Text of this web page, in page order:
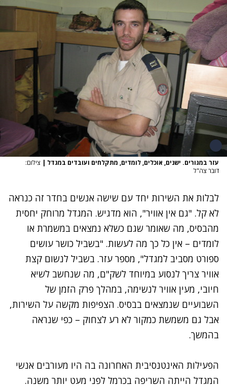
עזר במגורים. ישנים, אוכלים, לומדים, מתקלחים ועובדים במגדל | צילום:
דובר צה"ל
לבלות את השירות יחד עם שישה אנשים בחדר זה כנראה
לא קל. "גם אין אוויר", הוא מדגיש. המגדל מרוחק יחסית
מהבסיס, מה שאומר שגם כשלא נמצאים במשמרת או
לומדים – אין כל כך מה לעשות. "בשביל כושר עושים
ספורט מסביב למגדל", מספר עזר. בשביל לנשום קצת
אוויר צריך לנסוע במיוחד לשק"ם, מה שנחשב לשיא
חיובי, מעין אוויר לנשימה, במהלך פרק הזמן של
השבועיים שנמצאים בבסיס. הצפיפות מקשה על השירות,
אבל גם משמשת כמקור לא רע לצחוק – כפי שנראה
בהמשך.
הפעילות האינטנסיבית האחרונה בה היו מעורבים אנשי
המגדל הייתה השריפה בכרמל לפני מעט יותר משנה.